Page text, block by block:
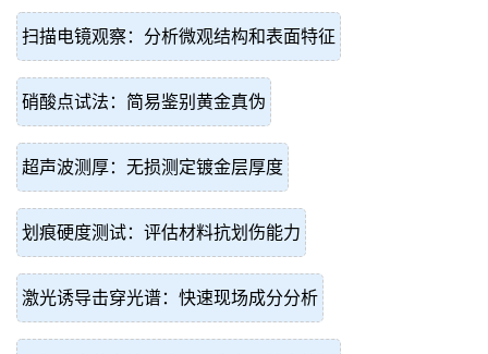
扫描电镜观察：分析微观结构和表面特征
硝酸点试法：简易鉴别黄金真伪
超声波测厚：无损测定镀金层厚度
划痕硬度测试：评估材料抗划伤能力
激光诱导击穿光谱：快速现场成分分析